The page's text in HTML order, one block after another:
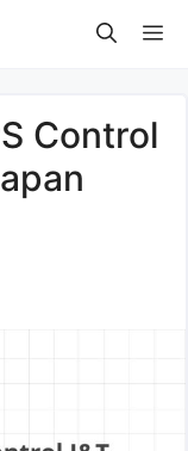
Control